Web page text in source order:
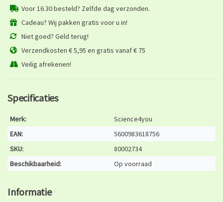
Voor 16.30 besteld? Zelfde dag verzonden.
Cadeau? Wij pakken gratis voor u in!
Niet goed? Geld terug!
Verzendkosten € 5,95 en gratis vanaf € 75
Veilig afrekenen!
Specificaties
Merk:
Science4you
EAN:
5600983618756
SKU:
80002734
Beschikbaarheid:
Op voorraad
Informatie